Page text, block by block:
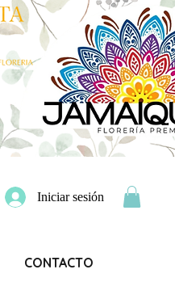
Iniciar sesión
CONTACTO